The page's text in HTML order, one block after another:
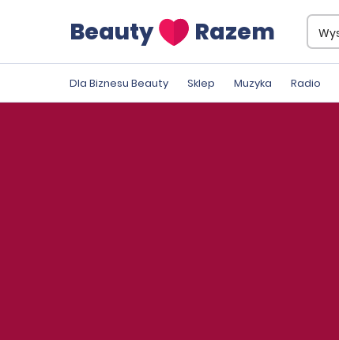
Beauty Razem
Dla Biznesu Beauty Sklep Muzyka Radio